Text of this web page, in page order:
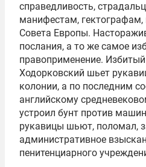
справедливость,
манифестам, гектографам,
Совета Европы.
послания, а то же самое
правоприменение.
Ходорковский шьет
колонии, а по последним
английскому
устроил бунт против
рукавицы шьют, поломал,
административное
пенитенциарного